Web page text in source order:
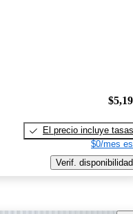
El precio incluye tasas
$0/mes
Verif. disponibilidad